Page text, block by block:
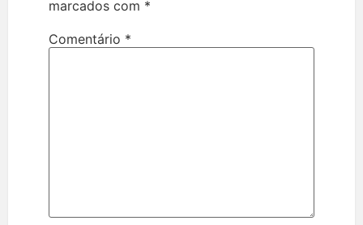
marcados com *
Comentário *